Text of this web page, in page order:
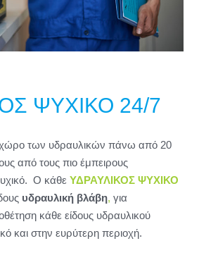
ΨΥΧΙΚΟ 24/7
των υδραυλικών πάνω από 20
από τους πιο έμπειρους
Ο κάθε ΥΔΡΑΥΛΙΚΟΣ ΨΥΧΙΚΟ
υδραυλική βλάβη, για
κάθε είδους υδραυλικού
και στην ευρύτερη περιοχή.